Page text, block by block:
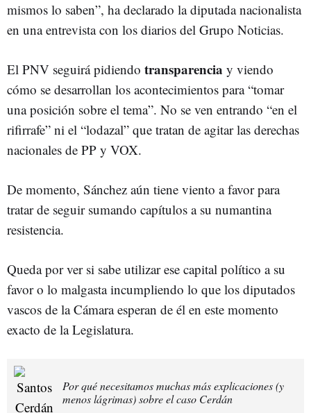
mismos lo saben”, ha declarado la diputada nacionalista
en una entrevista con los diarios del Grupo Noticias.
El PNV seguirá pidiendo transparencia y viendo
cómo se desarrollan los acontecimientos para “tomar
una posición sobre el tema”. No se ven entrando “en el
rifirrafe” ni el “lodazal” que tratan de agitar las derechas
nacionales de PP y VOX.
De momento, Sánchez aún tiene viento a favor para
tratar de seguir sumando capítulos a su numantina
resistencia.
Queda por ver si sabe utilizar ese capital político a su
favor o lo malgasta incumpliendo lo que los diputados
vascos de la Cámara esperan de él en este momento
exacto de la Legislatura.
Por qué necesitamos muchas más explicaciones (y
menos lágrimas) sobre el caso Cerdán